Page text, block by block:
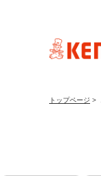
トップページ >